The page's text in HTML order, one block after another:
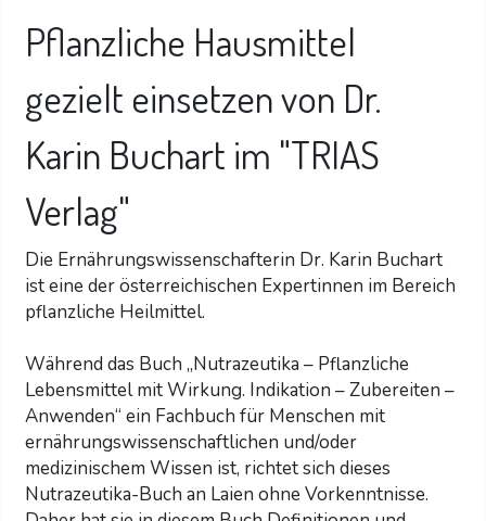
Pflanzliche Hausmittel
gezielt einsetzenvon Dr.
Karin Buchart im "TRIAS
Verlag"
Die Ernährungswissenschafterin Dr. Karin Buchart
ist eine der österreichischen Expertinnen im Bereich
pflanzliche Heilmittel.
Während das Buch „Nutrazeutika – Pflanzliche
Lebensmittel mit Wirkung. Indikation – Zubereiten –
Anwenden“ ein Fachbuch für Menschen mit
ernährungswissenschaftlichen und/oder
medizinischem Wissen ist, richtet sich dieses
Nutrazeutika-Buch an Laien ohne Vorkenntnisse.